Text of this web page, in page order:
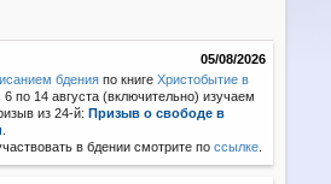
05/08/2026
бдения по книгеХристобытие в
6 по 14 августа (включительно) изучаем
из 24-й:Призыв о свободе в
в бдении смотрите поссылке